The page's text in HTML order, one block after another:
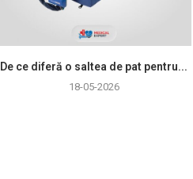
De ce diferă o saltea de pat pentru...
18-05-2026